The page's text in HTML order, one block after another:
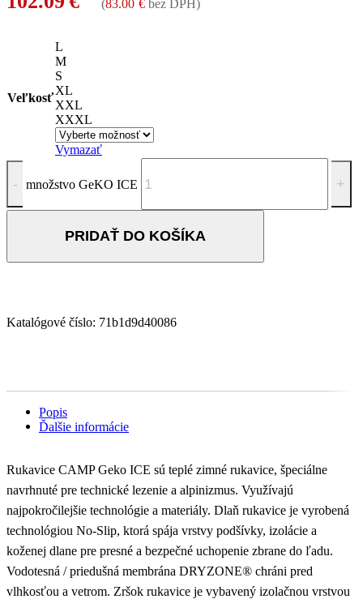
(83.00 € bez DPH)
Veľkosť
L
M
S
XL
XXL
XXXL
Vymazať
množstvo GeKO ICE
PRIDAŤ DO KOŠÍKA
Katalógové číslo: 71b1d9d40086
Popis
Ďalšie informácie
Rukavice CAMP Geko ICE sú teplé zimné rukavice, špeciálne
navrhnuté pre technické lezenie a alpinizmus. Využívajú
najpokročilejšie technológie a materiály. Dlaň rukavice je vyrobená
technológiou No-Slip, ktorá spája vrstvy podšívky, izolácie a
koženej dlane pre presné a bezpečné uchopenie zbrane do ľadu.
Vodotesná / priedušná membrána DRYZONE® chráni pred
vlhkosťou a vetrom. Zršok rukavice je vybavený izolačnou vrstvou